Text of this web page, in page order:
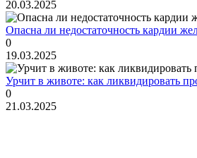
20.03.2025
Опасна ли недостаточность кардии
0
19.03.2025
Урчит в животе: как ликвидировать
0
21.03.2025